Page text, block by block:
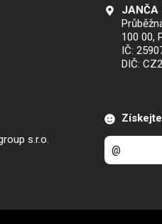
s.r.o.
JANČA
100 00,
IČ:
DIČ: